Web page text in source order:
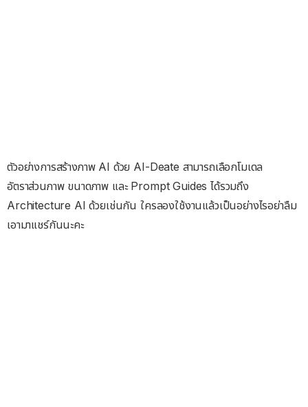
ตัวอย่างการสร้างภาพ AI ด้วย AI-Deate สามารถเลือกโมเดล
อัตราส่วนภาพ ขนาดภาพ และ Prompt Guides ได้รวมถึง
Architecture AI ด้วยเช่นกัน ใครลองใช้งานแล้วเป็นอย่างไรอย่าลืม
เอามาแชร์กันนะคะ